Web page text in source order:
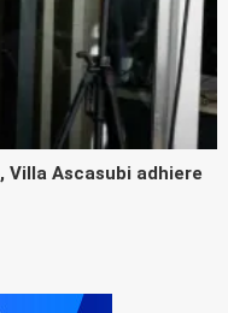
Villa Ascasubi adhiere